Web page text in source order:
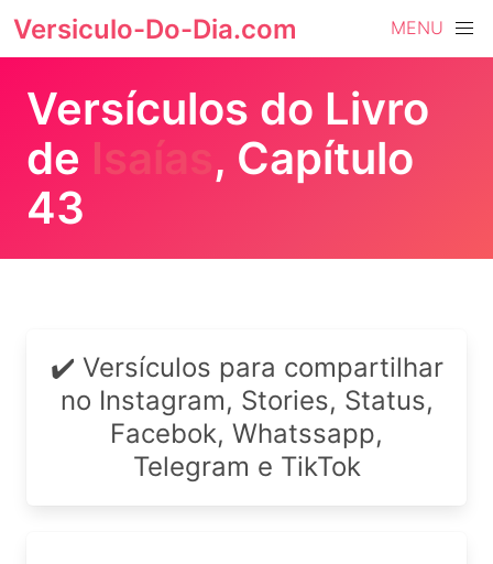
Versiculo-Do-Dia.com MENU
Versículos do Livro
de Isaías, Capítulo
43
✔️ Versículos para compartilhar
no Instagram, Stories, Status,
Facebok, Whatssapp,
Telegram e TikTok